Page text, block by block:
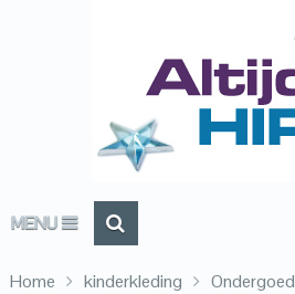
MENU
Home kinderkleding Ondergoed